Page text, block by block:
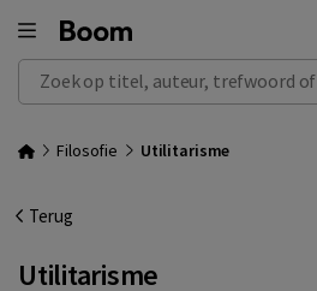
Zoek op titel, auteur, trefwoord of ISBN
Filosofie Utilitarisme
Terug
Utilitarisme